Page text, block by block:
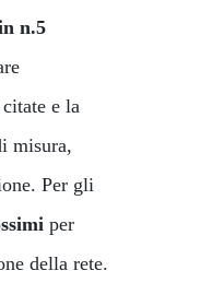
n.5
e la
misura,
Per gli
per
della rete.